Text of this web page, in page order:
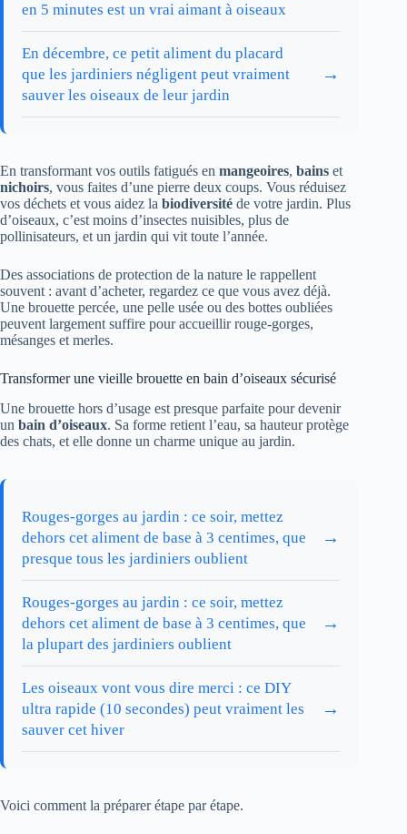
en 5 minutes est un vrai aimant à oiseaux
En décembre, ce petit aliment du placard
que les jardiniers négligent peut vraiment
sauver les oiseaux de leur jardin
→
En transformant vos outils fatigués en mangeoires, bains et
nichoirs, vous faites d’une pierre deux coups. Vous réduisez
vos déchets et vous aidez la biodiversité de votre jardin. Plus
d’oiseaux, c’est moins d’insectes nuisibles, plus de
pollinisateurs, et un jardin qui vit toute l’année.
Des associations de protection de la nature le rappellent
souvent : avant d’acheter, regardez ce que vous avez déjà.
Une brouette percée, une pelle usée ou des bottes oubliées
peuvent largement suffire pour accueillir rouge-gorges,
mésanges et merles.
Transformer une vieille brouette en bain d’oiseaux sécurisé
Une brouette hors d’usage est presque parfaite pour devenir
un bain d’oiseaux. Sa forme retient l’eau, sa hauteur protège
des chats, et elle donne un charme unique au jardin.
Rouges-gorges au jardin : ce soir, mettez
dehors cet aliment de base à 3 centimes, que
presque tous les jardiniers oublient
→
Rouges-gorges au jardin : ce soir, mettez
dehors cet aliment de base à 3 centimes, que
la plupart des jardiniers oublient
→
Les oiseaux vont vous dire merci : ce DIY
ultra rapide (10 secondes) peut vraiment les
sauver cet hiver
→
Voici comment la préparer étape par étape.